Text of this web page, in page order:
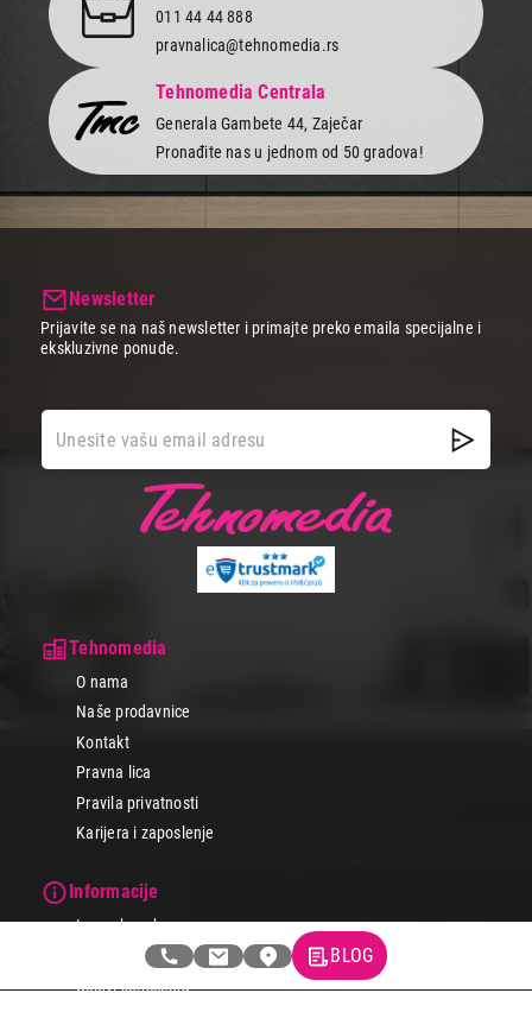
011 44 44 888
pravnalica@tehnomedia.rs
Tehnomedia Centrala
Generala Gambete 44, Zaječar
Pronađite nas u jednom od 50 gradova!
Tehnomedia
O nama
Naše prodavnice
Kontakt
Pravna lica
Pravila privatnosti
Karijera i zaposlenje
Informacije
Isporuka robe
Načini plaćanja
Uslovi korišćenja
Newsletter
Prijavite se na naš newsletter i primajte preko emaila specijalne i
ekskluzivne ponude.
BLOG